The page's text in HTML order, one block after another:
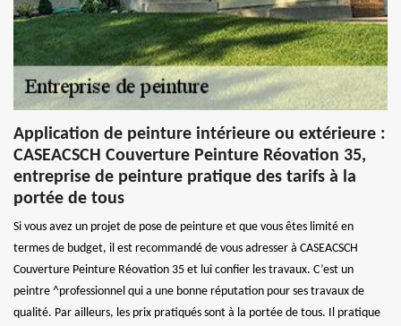
Application de peinture intérieure ou extérieure :
CASEACSCH Couverture Peinture Réovation 35,
entreprise de peinture pratique des tarifs à la
portée de tous
Si vous avez un projet de pose de peinture et que vous êtes limité en
termes de budget, il est recommandé de vous adresser à CASEACSCH
Couverture Peinture Réovation 35 et lui confier les travaux. C’est un
peintre ^professionnel qui a une bonne réputation pour ses travaux de
qualité. Par ailleurs, les prix pratiqués sont à la portée de tous. Il pratique